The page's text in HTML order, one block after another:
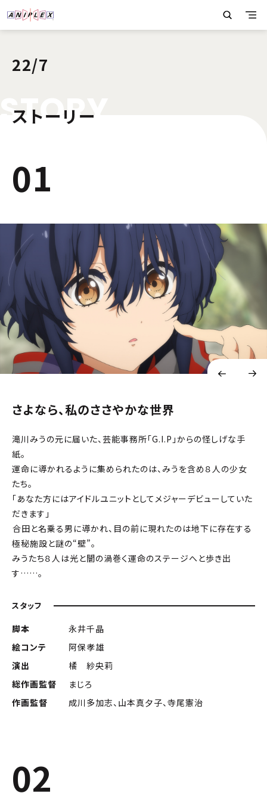
22/7
STORY
ストーリー
01
さよなら、私のささやかな世界
滝川みうの元に届いた、芸能事務所「G.I.P」からの怪しげな手
紙。
運命に導かれるように集められたのは、みうを含め８人の少女
たち。
「あなた方にはアイドルユニットとしてメジャーデビューしていた
だきます」
――合田と名乗る男に導かれ、目の前に現れたのは地下に存在する
極秘施設と謎の“壁”。
みうたち８人は光と闇の渦巻く運命のステージへと歩き出
す……。
スタッフ
脚本
永井千晶
絵コンテ
阿保孝雄
演出
橘 紗央莉
総作画監督
まじろ
作画監督
成川多加志、山本真夕子、寺尾憲治
02